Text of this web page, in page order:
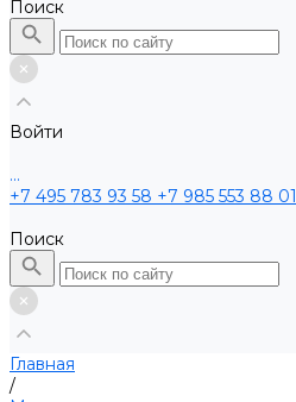
Поиск
Войти
...
+7 495 783 93 58 +7 985 553 88 01
Поиск
Главная
/